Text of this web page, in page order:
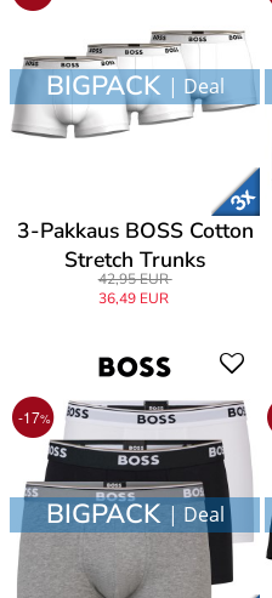
BIGPACK | Deal
3-Pakkaus BOSS Cotton
Stretch Trunks
42,95 EUR
36,49 EUR
-17%
BIGPACK | Deal